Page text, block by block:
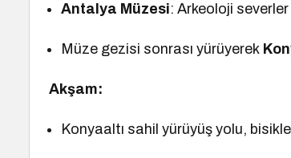
Antalya Müzesi: Arkeoloji
Müze gezisi sonrası yürüyerek
Akşam:
Konyaaltı sahil yürüyüş yolu,